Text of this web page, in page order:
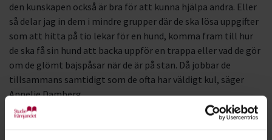
den kunskapen också är bra för att kunna hjälpa andra. Eller
så delar jag in dem i mindre grupper där de ska lösa uppgifter
som att hitta på tio lekar för en hund, komma fram till hur
de ska få sin hund att backa uppför en trappa eller vad de gör
om de glömt bajspåsar när de är på stan. Då jobbar de
tillsammans samtidigt som de ofta har väldigt kul, säger
Annelie Damberg.
Hållplatser